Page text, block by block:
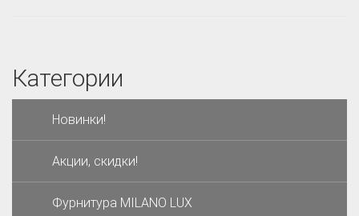
Категории
Новинки!
Акции, скидки!
Фурнитура MILANO LUX